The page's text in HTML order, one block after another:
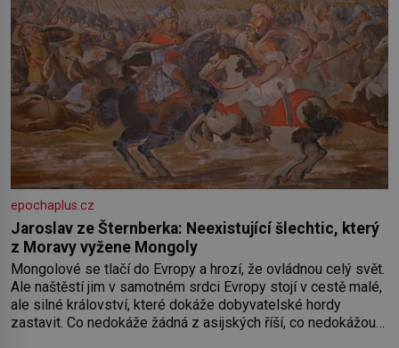
epochaplus.cz
Jaroslav ze Šternberka: Neexistující šlechtic, který
z Moravy vyžene Mongoly
Mongolové se tlačí do Evropy a hrozí, že ovládnou celý svět.
Ale naštěstí jim v samotném srdci Evropy stojí v cestě malé,
ale silné království, které dokáže dobyvatelské hordy
zastavit. Co nedokáže žádná z asijských říší, co nedokážou